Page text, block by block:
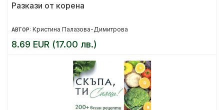
Разкази от корена
АВТОР: Кристина Палазова-Димитрова
8.69 EUR (17.00 лв.)